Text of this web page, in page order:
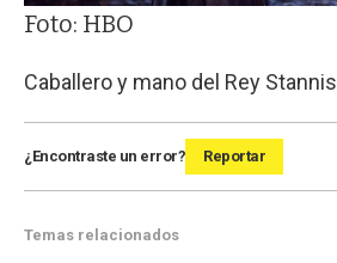
Foto: HBO
Caballero y mano del Rey Stannis
¿Encontraste un error? Reportar
Temas relacionados